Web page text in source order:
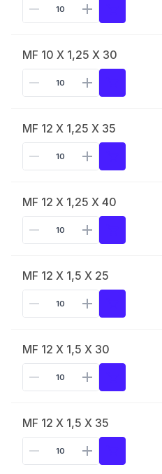
MF 10 X 1,25 X 30
MF 12 X 1,25 X 35
MF 12 X 1,25 X 40
MF 12 X 1,5 X 25
MF 12 X 1,5 X 30
MF 12 X 1,5 X 35